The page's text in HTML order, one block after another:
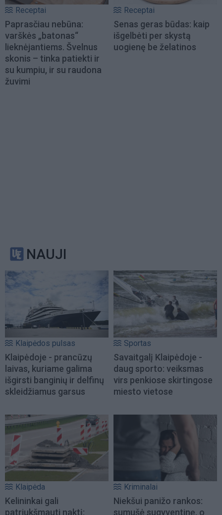
Receptai
Paprasčiau nebūna:
varškės „batonas“
lieknėjantiems. Švelnus
skonis – tinka patiekti ir
su kumpiu, ir su raudona
žuvimi
Receptai
Senas geras būdas: kaip
išgelbėti per skystą
uogienę be želatinos
NAUJI
Klaipėdos pulsas
Klaipėdoje - prancūzų
laivas, kuriame galima
išgirsti banginių ir delfinų
skleidžiamus garsus
Sportas
Savaitgalį Klaipėdoje -
daug sporto: veiksmas
virs penkiose skirtingose
miesto vietose
Klaipėda
Kelininkai gali
patriukšmauti naktį:
Kriminalai
Niekšui panižo rankos:
sumušė sugyventinę, o